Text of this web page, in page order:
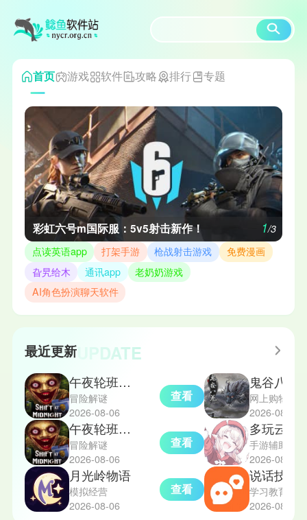
首页 游戏 软件 攻略 排行 专题
彩虹六号m国际服：5v5射击新作！ 1/3
点读英语app
打架手游 枪战射击游戏
免费漫画
旮旯给木
通讯app
老奶奶游戏
AI角色扮演聊天软件
最近更新UPDATE
午夜轮班汉化版
冒险解谜
2026-08-06
查看
午夜轮班恐怖游戏手机版
冒险解谜
2026-08-06
查看
月光岭物语
模拟经营
2026-08-06
查看
网上购物
2026-08-06
多玩云游
手游辅助
2026-08-06
说话技巧
学习教育
2026-08-06